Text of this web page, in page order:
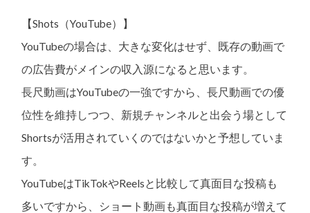
【Shots（YouTube）】
YouTubeの場合は、大きな変化はせず、既存の動画で
の広告費がメインの収入源になると思います。
長尺動画はYouTubeの一強ですから、長尺動画での優
位性を維持しつつ、新規チャンネルと出会う場として
Shortsが活用されていくのではないかと予想していま
す。
YouTubeはTikTokやReelsと比較して真面目な投稿も
多いですから、ショート動画も真面目な投稿が増えて